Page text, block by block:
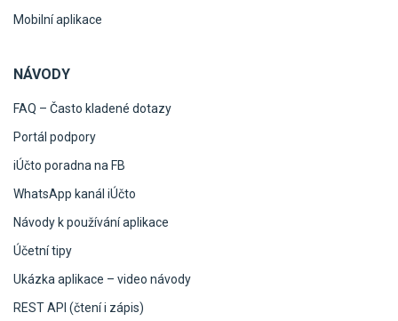
Mobilní aplikace
NÁVODY
FAQ – Často kladené dotazy
Portál podpory
iÚčto poradna na FB
WhatsApp kanál iÚčto
Návody k používání aplikace
Účetní tipy
Ukázka aplikace – video návody
REST API (čtení i zápis)